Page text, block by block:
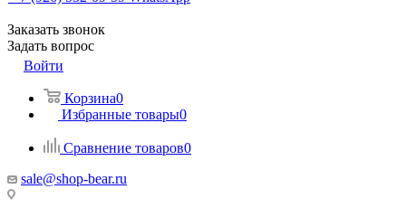
Заказать звонок
Задать вопрос
Войти
Корзина0
Избранные товары0
Сравнение товаров0
sale@shop-bear.ru